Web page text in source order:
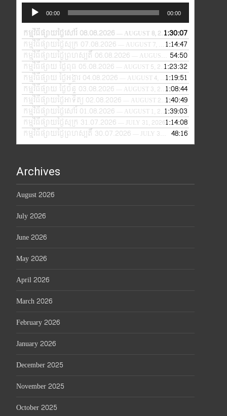
Audio
Player
00:00 00:00
កម្មវិធីផ្សាយថ្ងៃសៅរ៍ 08.08.2026— AUGUST 8, 2026 1:30:07
កម្មវិធីផ្សាយថ្ងៃសុក្រ 07.08.2026
— AUGUST 7, 2026
1:14:47
កម្មវិធីផ្សាយថ្ងៃព្រហស្បតិ៍ 06.08.2026
— AUGUST 6, 2026
54:50
កម្មវិធីផ្សាយ ថ្ងៃពុធ 05.08.2026
— AUGUST 5, 2026 1:23:32
កម្មវិធីផ្សាយ ថ្ងៃអង្គារ 04.08.2026
— AUGUST 4, 2026
1:19:51
កម្មវិធីផ្សាយ ថ្ងៃច័ន្ទ 03.08.2026
— AUGUST 3, 2026 1:08:44
កម្មវិធីផ្សាយថ្ងៃអាទិត្យ 02.08.2026
— AUGUST 2, 2026 1:40:49
កម្មវិធីផ្សាយថ្ងៃសៅរ៍ 01.08.2026
— AUGUST 1, 2026 1:39:03
កម្មវិធីផ្សាយថ្ងៃសុក្រ 31.07.2026
— JULY 31, 20261:14:08
កម្មវិធីផ្សាយថ្ងៃព្រហស្បតិ៍ 30.07.2026
— JULY 30, 2026 48:16
Archives
August 2026
July 2026
June 2026
May 2026
April 2026
March 2026
February 2026
January 2026
December 2025
November 2025
October 2025